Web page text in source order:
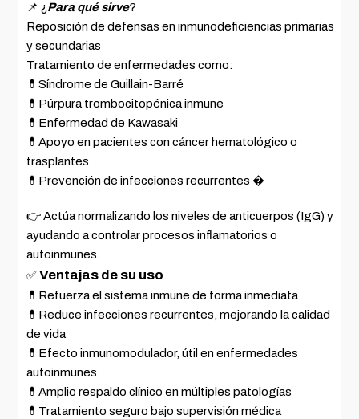
📌 ¿Para qué sirve?
Reposición de defensas en inmunodeficiencias primarias
y secundarias
Tratamiento de enfermedades como:
💊Síndrome de Guillain-Barré
💊Púrpura trombocitopénica inmune
💊Enfermedad de Kawasaki
💊Apoyo en pacientes con cáncer hematológico o
trasplantes
💊Prevención de infecciones recurrentes �
👉 Actúa normalizando los niveles de anticuerpos (IgG) y
ayudando a controlar procesos inflamatorios o
autoinmunes.
✅Ventajas de su uso
💊Refuerza el sistema inmune de forma inmediata
💊Reduce infecciones recurrentes, mejorando la calidad
de vida
💊Efecto inmunomodulador, útil en enfermedades
autoinmunes
💊Amplio respaldo clínico en múltiples patologías
💊Tratamiento seguro bajo supervisión médica